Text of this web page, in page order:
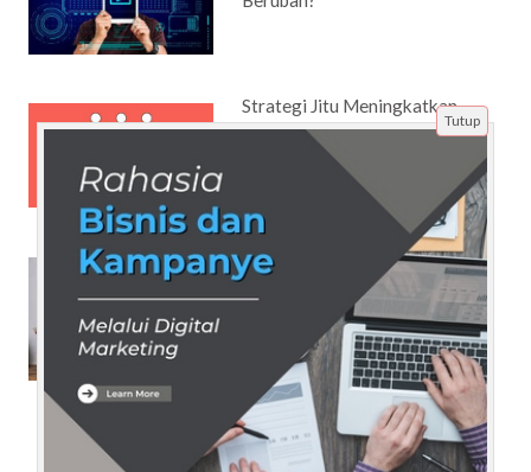
Strategi Jitu Meningkatkan
Visibilitas Video dengan
Bantuan Jasa Subscriber
SEO untuk Bisnis Fashion:
Optimasi Website agar Produk
Anda Muncul di Pencarian
Tutup